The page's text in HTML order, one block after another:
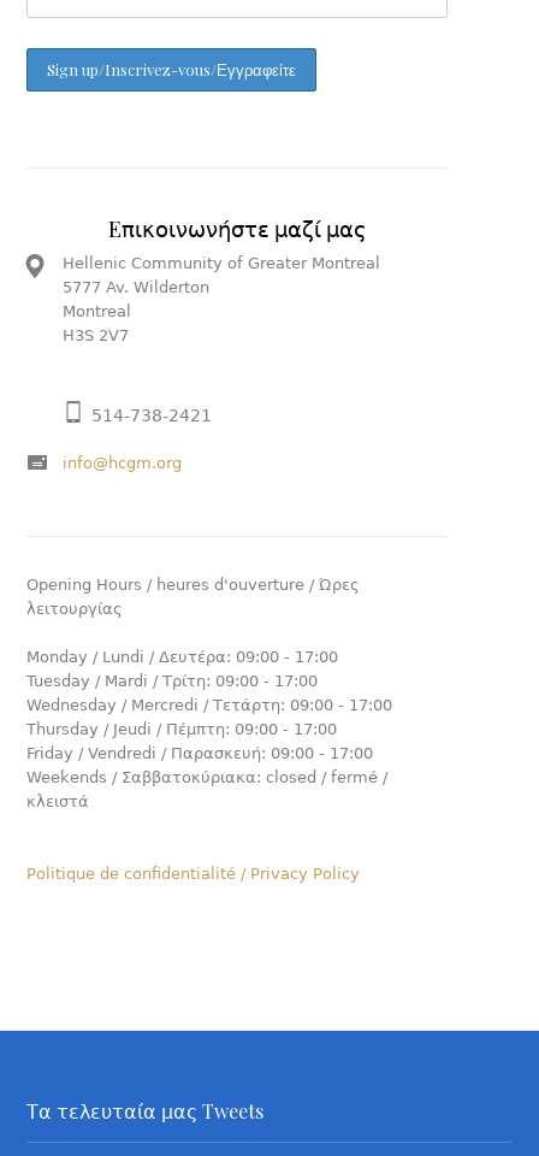
Eπικοινωνήστε μαζί μας
Hellenic Community of Greater Montreal
5777 Av. Wilderton
Montreal
H3S 2V7
514-738-2421
info@hcgm.org
Opening Hours / heures d'ouverture / Ώρες
λειτουργίας
Monday / Lundi / Δευτέρα: 09:00 - 17:00
Tuesday / Mardi / Τρίτη: 09:00 - 17:00
Wednesday / Mercredi / Τετάρτη: 09:00 - 17:00
Thursday / Jeudi / Πέμπτη: 09:00 - 17:00
Friday / Vendredi / Παρασκευή: 09:00 - 17:00
Weekends / Σαββατοκύριακα: closed / fermé /
κλειστά
Politique de confidentialité / Privacy Policy
Τα τελευταία μας Tweets